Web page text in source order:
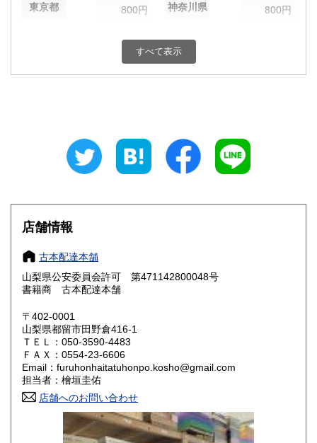
東京都 800円 神奈川県 800円
800円 富山県
800円 三重県
大阪府
奈良県
鳥取県 800円 島根県
岡山県
山口県 800円
香川県 800円 愛媛県
高知県 800円
800円 長崎県
すべて表示
店舗情報
古本配達本舗
山梨県公安委員会許可 第471142800048号
書籍商 古本配達本舗
〒402-0001
山梨県都留市田野倉416-1
ＴＥＬ：050-3590-4483
ＦＡＸ：0554-23-6606
Email：furuhonhaitatuhonpo.kosho@gmail.com
担当者：檜垣圭佑
店舗へのお問い合わせ